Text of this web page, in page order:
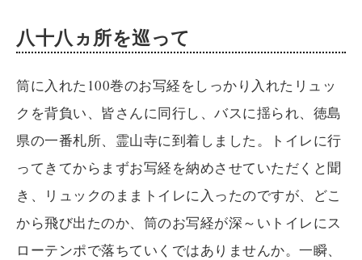
八十八ヵ所を巡って
筒に入れた100巻のお写経をしっかり入れたリュッ
クを背負い、皆さんに同行し、バスに揺られ、徳島
県の一番札所、霊山寺に到着しました。トイレに行
ってきてからまずお写経を納めさせていただくと聞
き、リュックのままトイレに入ったのですが、どこ
から飛び出たのか、筒のお写経が深～いトイレにス
ローテンポで落ちていくではありませんか。一瞬、